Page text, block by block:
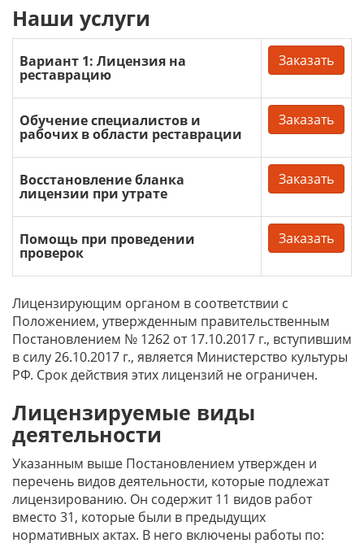
Наши услуги
Вариант 1: Лицензия на
реставрацию
Заказать
Обучение специалистов и
рабочих в области реставрации
Заказать
Восстановление бланка
лицензии при утрате
Заказать
Помощь при проведении
проверок
Заказать
Лицензирующим органом в соответствии с
Положением, утвержденным правительственным
Постановлением № 1262 от 17.10.2017 г., вступившим
в силу 26.10.2017 г., является Министерство культуры
РФ. Срок действия этих лицензий не ограничен.
Лицензируемые виды
деятельности
Указанным выше Постановлением утвержден и
перечень видов деятельности, которые подлежат
лицензированию. Он содержит 11 видов работ
вместо 31, которые были в предыдущих
нормативных актах. В него включены работы по: